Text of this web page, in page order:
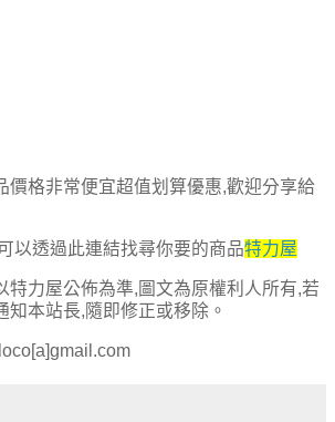
價格非常便宜超值划算優惠,歡迎分享給
以透過此連結找尋你要的商品特力屋
特力屋公佈為準,圖文為原權利人所有,若
知本站長,隨即修正或移除。